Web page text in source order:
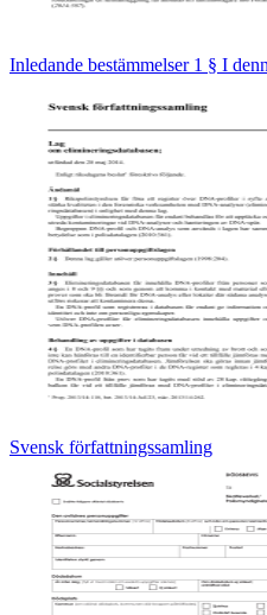
Inledande bestämmelser 1 § I
Svensk författningssamling